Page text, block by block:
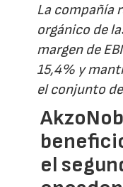
La compañía
orgánico de
margen de
15,4% y
el conjunto
el